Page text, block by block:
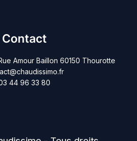
Contact
Amour Baillon 60150 Thourotte
44 96 33 80